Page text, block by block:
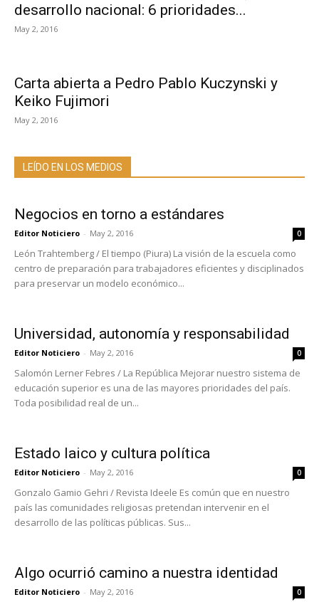
desarrollo nacional: 6 prioridades...
May 2, 2016
Carta abierta a Pedro Pablo Kuczynski y
Keiko Fujimori
May 2, 2016
LEÍDO EN LOS MEDIOS
Negocios en torno a estándares
Editor Noticiero - May 2, 2016 0
León Trahtemberg / El tiempo (Piura) La visión de la escuela como
centro de preparación para trabajadores eficientes y disciplinados
para preservar un modelo económico...
Universidad, autonomía y responsabilidad
Editor Noticiero - May 2, 2016 0
Salomón Lerner Febres / La República Mejorar nuestro sistema de
educación superior es una de las mayores prioridades del país.
Toda posibilidad real de un...
Estado laico y cultura política
Editor Noticiero - May 2, 2016 0
Gonzalo Gamio Gehri / Revista Ideele Es común que en nuestro
país las comunidades religiosas pretendan intervenir en el
desarrollo de las políticas públicas. Sus...
Algo ocurrió camino a nuestra identidad
Editor Noticiero - May 2, 2016 0